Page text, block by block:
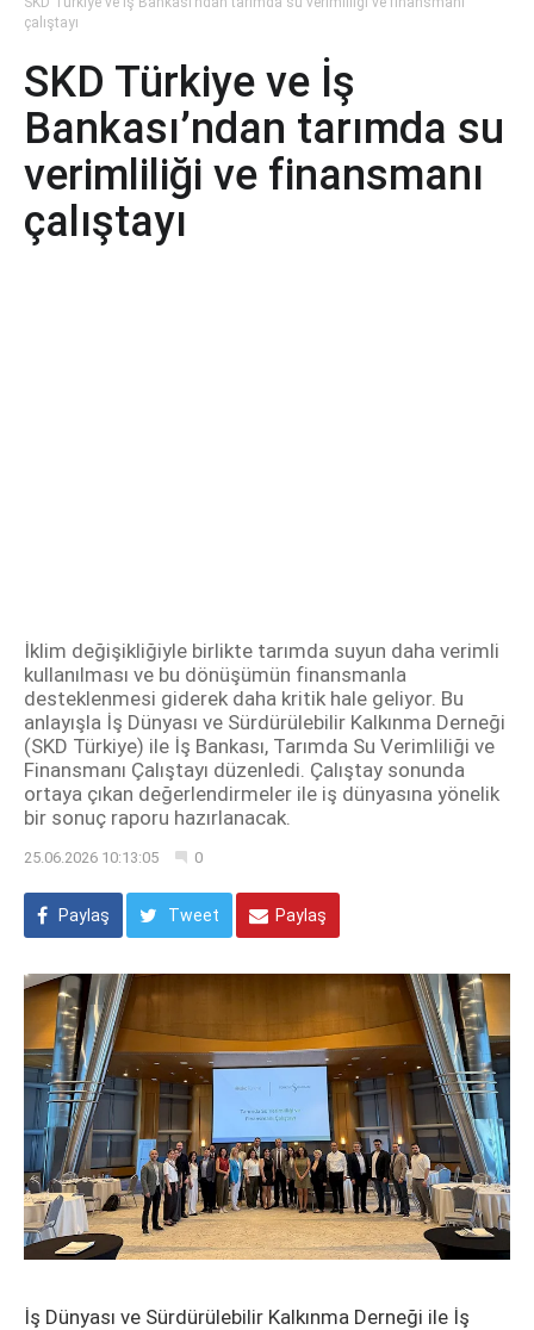
çalıştayı
SKD Türkiye ve İş
Bankası’ndan tarımda su
verimliliği ve finansmanı
çalıştayı
İklim değişikliğiyle birlikte tarımda suyun daha verimli
kullanılması ve bu dönüşümün finansmanla
desteklenmesi giderek daha kritik hale geliyor. Bu
anlayışla İş Dünyası ve Sürdürülebilir Kalkınma Derneği
(SKD Türkiye) ile İş Bankası, Tarımda Su Verimliliği ve
Finansmanı Çalıştayı düzenledi. Çalıştay sonunda
ortaya çıkan değerlendirmeler ile iş dünyasına yönelik
bir sonuç raporu hazırlanacak.
25.06.2026 10:13:05 0
Paylaş Tweet Paylaş
İş Dünyası ve Sürdürülebilir Kalkınma Derneği ile İş